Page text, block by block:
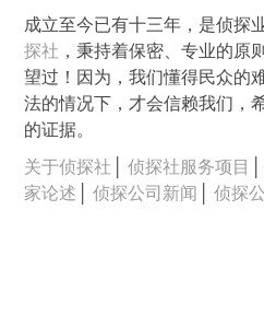
成立至今已有十三年，是侦探
探社 ，秉持着保密、专业的原
望过！因为，我们懂得民众的
法的情况下，才会信赖我们，
的证据。
关于侦探社 │侦探社服务项目
家论述 │侦探公司新闻 │侦探